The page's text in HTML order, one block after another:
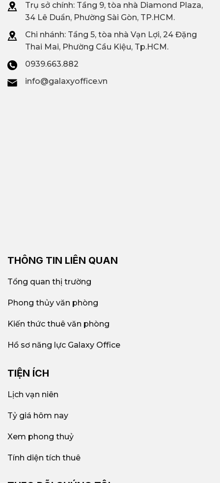
Trụ sở chính: Tầng 9, tòa nhà Diamond Plaza,
34 Lê Duẩn, Phường Sài Gòn, TP.HCM.
Chi nhánh: Tầng 5, tòa nhà Vạn Lợi, 24 Đặng
Thai Mai, Phường Cầu Kiệu, Tp.HCM.
0939.663.882
info@galaxyoffice.vn
THÔNG TIN LIÊN QUAN
Tổng quan thị trường
Phong thủy văn phòng
Kiến thức thuê văn phòng
Hồ sơ năng lực Galaxy Office
TIỆN ÍCH
Lịch vạn niên
Tỷ giá hôm nay
Xem phong thuỷ
Tính diện tích thuê